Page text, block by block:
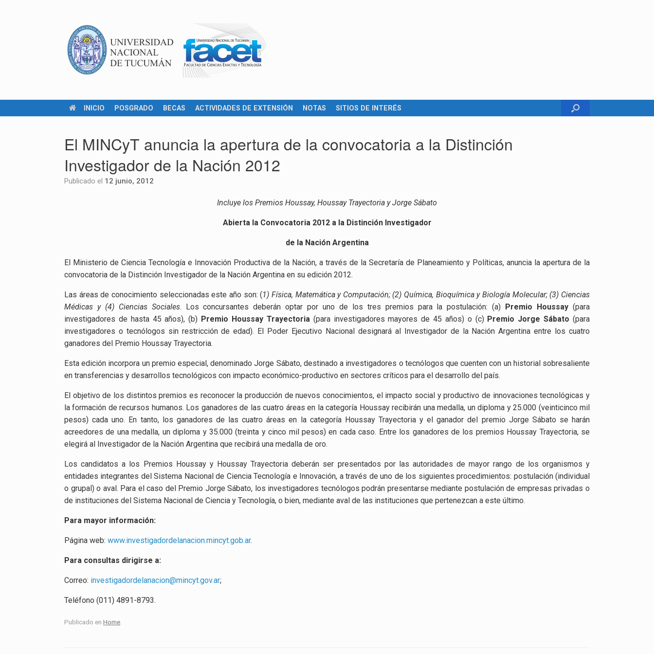
INICIO POSGRADO BECAS ACTIVIDADES DE EXTENSIÓN NOTAS SITIOS DE INTERÉS
El MINCyT anuncia la apertura de la convocatoria a la Distinción
Investigador de la Nación 2012
Publicado el 12 junio, 2012
Incluye los Premios Houssay, Houssay Trayectoria y Jorge Sábato
Abierta la Convocatoria 2012 a la Distinción Investigador
de la Nación Argentina
El Ministerio de Ciencia Tecnología e Innovación Productiva de la Nación, a través de la Secretaría de Planeamiento y Políticas, anuncia la apertura de la
convocatoria de la Distinción Investigador de la Nación Argentina en su edición 2012.
Las áreas de conocimiento seleccionadas este año son: (1) Física, Matemática y Computación; (2) Química, Bioquímica y Biología Molecular; (3) Ciencias
Médicas y (4) Ciencias Sociales. Los concursantes deberán optar por uno de los tres premios para la postulación: (a) Premio Houssay (para
investigadores de hasta 45 años), (b) Premio Houssay Trayectoria(para investigadores mayores de 45 años) o (c) Premio Jorge Sábato (para
investigadores o tecnólogos sin restricción de edad). El Poder Ejecutivo Nacional designará al Investigador de la Nación Argentina entre los cuatro
ganadores del Premio Houssay Trayectoria.
Esta edición incorpora un premio especial, denominado Jorge Sábato, destinado a investigadores o tecnólogos que cuenten con un historial sobresaliente
en transferencias y desarrollos tecnológicos con impacto económico-productivo en sectores críticos para el desarrollo del país.
El objetivo de los distintos premios es reconocer la producción de nuevos conocimientos, el impacto social y productivo de innovaciones tecnológicas y
la formación de recursos humanos. Los ganadores de las cuatro áreas en la categoría Houssay recibirán una medalla, un diploma y 25.000 (veinticinco mil
pesos) cada uno. En tanto, los ganadores de las cuatro áreas en la categoría Houssay Trayectoria y el ganador del premio Jorge Sábato se harán
acreedores de una medalla, un diploma y 35.000 (treinta y cinco mil pesos) en cada caso. Entre los ganadores de los premios Houssay Trayectoria, se
elegirá al Investigador de la Nación Argentina que recibirá una medalla de oro.
Los candidatos a los Premios Houssay y Houssay Trayectoria deberán ser presentados por las autoridades de mayor rango de los organismos y
entidades integrantes del Sistema Nacional de Ciencia Tecnología e Innovación, a través de uno de los siguientes procedimientos: postulación (individual
o grupal) o aval. Para el caso del Premio Jorge Sábato, los investigadores tecnólogos podrán presentarse mediante postulación de empresas privadas o
de instituciones del Sistema Nacional de Ciencia y Tecnología, o bien, mediante aval de las instituciones que pertenezcan a este último.
Para mayor información:
Página web: www.investigadordelanacion.mincyt.gob.ar.
Para consultas dirigirse a:
Correo: investigadordelanacion@mincyt.gov.ar;
Teléfono (011) 4891-8793.
Publicado en Home.